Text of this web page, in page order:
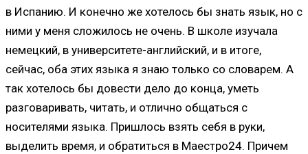
в Испанию. И конечно же хотелось бы знать язык, но с
ними у меня сложилось не очень. В школе изучала
немецкий, в университете-английский, и в итоге,
сейчас, оба этих языка я знаю только со словарем. А
так хотелось бы довести дело до конца, уметь
разговаривать, читать, и отлично общаться с
носителями языка. Пришлось взять себя в руки,
выделить время, и обратиться в Маестро24. Причем